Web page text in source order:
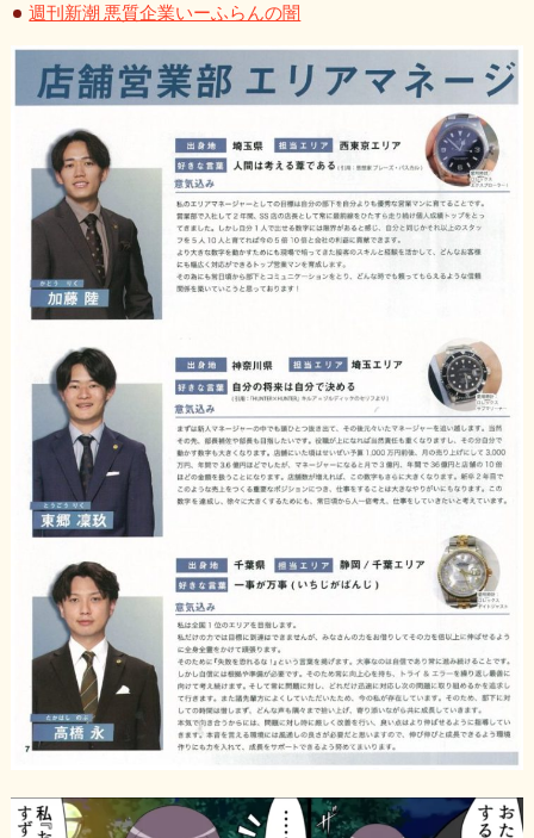
週刊新潮 悪質企業いーふらんの闇